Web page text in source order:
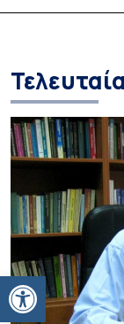
Ανοίξτε τη γραμμή